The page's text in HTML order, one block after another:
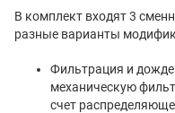
В комплект входят 3
разные варианты
Фильтрация и
механическую
счет